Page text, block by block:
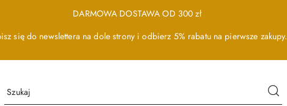
DARMOWA DOSTAWA OD 300 zł
się do newslettera na dole strony i odbierz 5% rabatu na pierwsze zakupy.